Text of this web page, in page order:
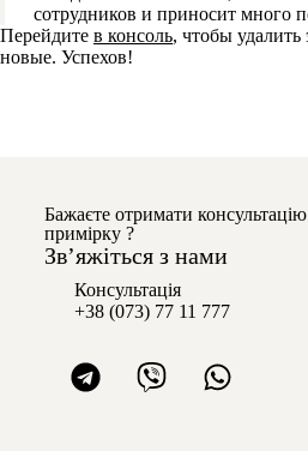
сотрудников и приносит много
Перейдите в консоль, чтобы удалить
новые. Успехов!
Бажаєте отримати
примірку ?
Звʼяжіться з нами
Консультація
+38 (073) 77 11 777